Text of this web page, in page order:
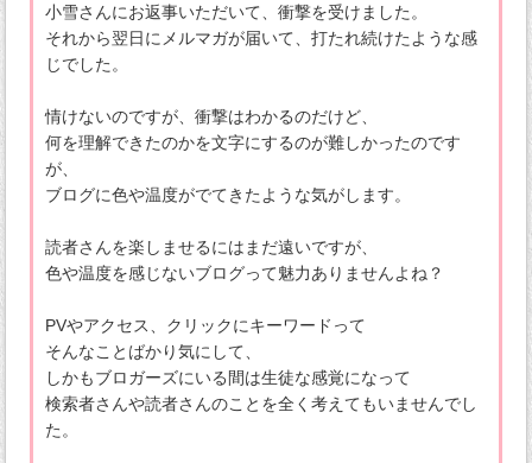
小雪さんにお返事いただいて、衝撃を受けました。
それから翌日にメルマガが届いて、打たれ続けたような感
じでした。
情けないのですが、衝撃はわかるのだけど、
何を理解できたのかを文字にするのが難しかったのです
が、
ブログに色や温度がでてきたような気がします。
読者さんを楽しませるにはまだ遠いですが、
色や温度を感じないブログって魅力ありませんよね？
PVやアクセス、クリックにキーワードって
そんなことばかり気にして、
しかもブロガーズにいる間は生徒な感覚になって
検索者さんや読者さんのことを全く考えてもいませんでし
た。